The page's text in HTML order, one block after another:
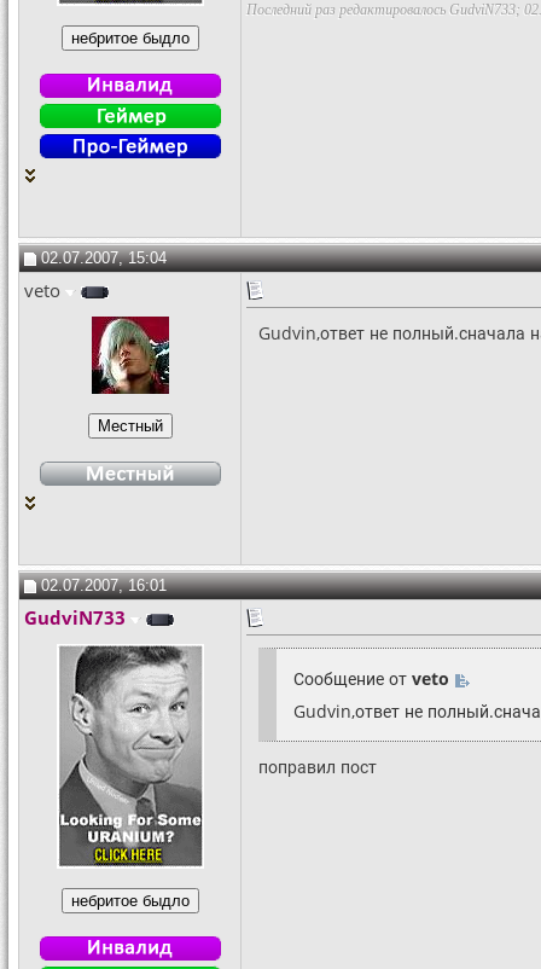
Последний раз редактировалось GudviN733;
02.07.2007, 15:04
veto
Gudvin,ответ не полный.сначала
02.07.2007, 16:01
GudviN733
Сообщение от veto
Gudvin,ответ не
поправил пост